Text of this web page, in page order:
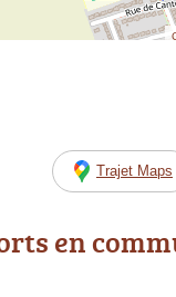
Trajet Maps
en